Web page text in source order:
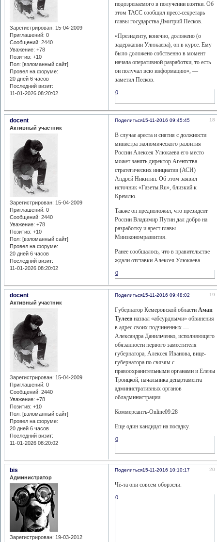
Зарегистрирован: 15-04-2009
Приглашений: 0
Сообщений: 2440
Уважение: +78
Позитив: +10
Пол: [взломанный сайт]
Провел на форуме:
20 дней 6 часов
Последний визит:
11-01-2026 08:20:02
подозреваемого в получении взятки. Об
этом ТАСС сообщил пресс-секретарь
главы государства Дмитрий Песков.
«Президенту, конечно, доложено (о
задержании Улюкаева), он в курсе. Ему
было доложено собственно в момент
начала оперативной разработки, то есть
он получал всю информацию», —
заметил Песков.
0
Поделиться 18
15-11-2016 09:45:45
docent
Активный участник
Зарегистрирован: 15-04-2009
Приглашений: 0
Сообщений: 2440
Уважение: +78
Позитив: +10
Пол: [взломанный сайт]
Провел на форуме:
20 дней 6 часов
Последний визит:
11-01-2026 08:20:02
В случае ареста и снятия с должности
министра экономического развития
России Алексея Улюкаева его место
может занять директор Агентства
стратегических инициатив (АСИ)
Андрей Никитин. Об этом заявил
источник «Газеты.Ru», близкий к
Кремлю.
Также он предположил, что президент
России Владимир Путин дал добро на
разработку и арест главы
Минэкономразвития.
Ранее сообщалось, что в правительстве
ждали отставки Алексея Улюкаева.
0
Поделиться 19
15-11-2016 09:48:02
docent
Активный участник
Зарегистрирован: 15-04-2009
Приглашений: 0
Сообщений: 2440
Уважение: +78
Позитив: +10
Пол: [взломанный сайт]
Провел на форуме:
20 дней 6 часов
Последний визит:
11-01-2026 08:20:02
Губернатор Кемеровской области Аман
Тулеевназвал «абсурдными» обвинения
в адрес своих подчиненных —
Александра Данильченко, исполняющего
обязанности первого заместителя
губернатора, Алексея Иванова, вице-
губернатора по связям с
правоохранительными органами и Елены
Троицкой, начальника департамента
административных органов
обладминистрации.
Коммерсантъ-Online09:28
Еще один кандидат на посадку.
0
Поделиться 20
15-11-2016 10:10:17
bis
Администратор
Зарегистрирован: 19-03-2012
Чё-та они совсем оборзели.
0